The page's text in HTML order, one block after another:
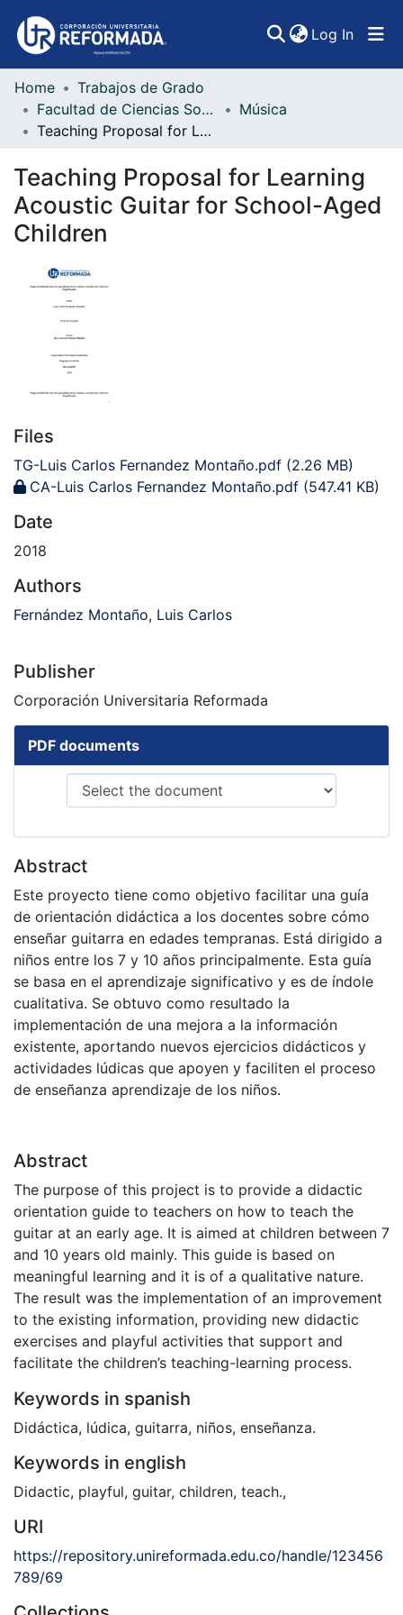
Log In
Communities & Collections
All of DSpace
Statistics
Home
Trabajos de Grado
Facultad de Ciencias Sociales, Artes y Humanidades
Música
Teaching Proposal for Learning Acoustic Guitar for School-Aged Children
Teaching Proposal for Learning
Acoustic Guitar for School-Aged
Children
Files
TG-Luis Carlos Fernandez Montaño.pdf (2.26 MB)
CA-Luis Carlos Fernandez Montaño.pdf (547.41 KB)
Date
2018
Authors
Fernández Montaño, Luis Carlos
Publisher
Corporación Universitaria Reformada
PDF documents
Abstract
Este proyecto tiene como objetivo facilitar una guía
de orientación didáctica a los docentes sobre cómo
enseñar guitarra en edades tempranas. Está dirigido a
niños entre los 7 y 10 años principalmente. Esta guía
se basa en el aprendizaje significativo y es de índole
cualitativa. Se obtuvo como resultado la
implementación de una mejora a la información
existente, aportando nuevos ejercicios didácticos y
actividades lúdicas que apoyen y faciliten el proceso
de enseñanza aprendizaje de los niños.
Abstract
The purpose of this project is to provide a didactic
orientation guide to teachers on how to teach the
guitar at an early age. It is aimed at children between 7
and 10 years old mainly. This guide is based on
meaningful learning and it is of a qualitative nature.
The result was the implementation of an improvement
to the existing information, providing new didactic
exercises and playful activities that support and
facilitate the children’s teaching-learning process.
Keywords in spanish
Didáctica, lúdica, guitarra, niños, enseñanza.
Keywords in english
Didactic, playful, guitar, children, teach.,
URI
https://repository.unireformada.edu.co/handle/123456
789/69